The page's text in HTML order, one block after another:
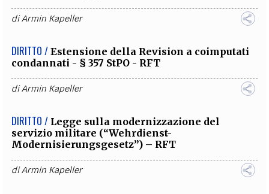
diArmin Kapeller
DIRITTO / Estensione della Revision a coimputati
condannati - § 357 StPO - RFT
diArmin Kapeller
DIRITTO / Legge sulla modernizzazione del
servizio militare (“Wehrdienst-
Modernisierungsgesetz”) – RFT
diArmin Kapeller